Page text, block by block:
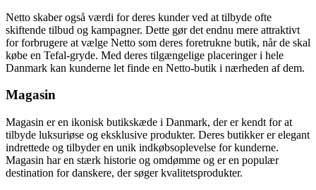
Netto skaber også værdi for deres kunder ved at tilbyde ofte
skiftende tilbud og kampagner. Dette gør det endnu mere attraktivt
for forbrugere at vælge Netto som deres foretrukne butik, når de skal
købe en Tefal-gryde. Med deres tilgængelige placeringer i hele
Danmark kan kunderne let finde en Netto-butik i nærheden af dem.
Magasin
Magasin er en ikonisk butikskæde i Danmark, der er kendt for at
tilbyde luksuriøse og eksklusive produkter. Deres butikker er elegant
indrettede og tilbyder en unik indkøbsoplevelse for kunderne.
Magasin har en stærk historie og omdømme og er en populær
destination for danskere, der søger kvalitetsprodukter.